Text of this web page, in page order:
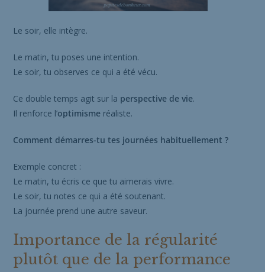
Le soir, elle intègre.
Le matin, tu poses une intention.
Le soir, tu observes ce qui a été vécu.
Ce double temps agit sur la perspective de vie.
Il renforce l’optimismeréaliste.
Comment démarres-tu tes journées habituellement ?
Exemple concret :
Le matin, tu écris ce que tu aimerais vivre.
Le soir, tu notes ce qui a été soutenant.
La journée prend une autre saveur.
Importance de la régularité
plutôt que de la performance